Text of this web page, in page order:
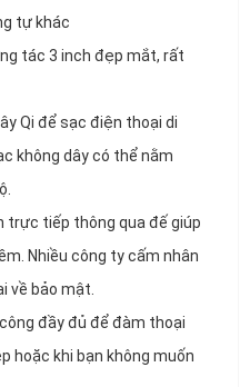
tự khác
tác 3 inch đẹp mắt, rất
Qi để sạc điện thoại di
không dây có thể nằm
trực tiếp thông qua đế giúp
Nhiều công ty cấm nhân
về bảo mật.
đầy đủ để đàm thoại
hoặc khi bạn không muốn